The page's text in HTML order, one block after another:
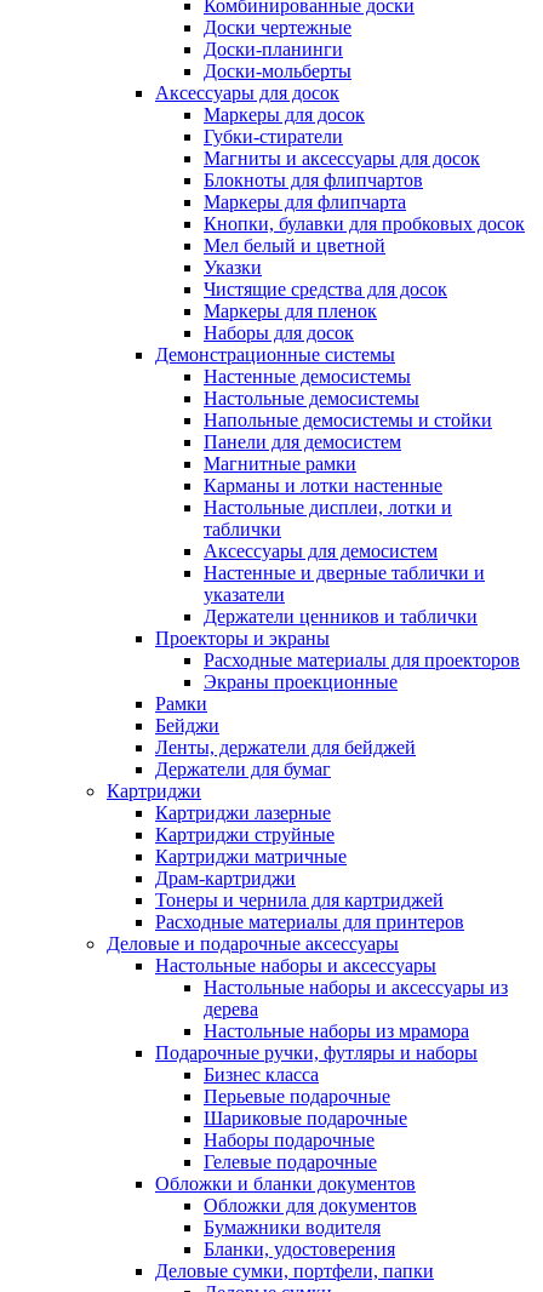
Комбинированные доски
Доски чертежные
Доски-планинги
Доски-мольберты
Аксессуары для досок
Маркеры для досок
Губки-стиратели
Магниты и аксессуары для досок
Блокноты для флипчартов
Маркеры для флипчарта
Кнопки, булавки для пробковых досок
Мел белый и цветной
Указки
Чистящие средства для досок
Маркеры для пленок
Наборы для досок
Демонстрационные системы
Настенные демосистемы
Настольные демосистемы
Напольные демосистемы и стойки
Панели для демосистем
Магнитные рамки
Карманы и лотки настенные
Настольные дисплеи, лотки и
таблички
Аксессуары для демосистем
Настенные и дверные таблички и
указатели
Держатели ценников и таблички
Проекторы и экраны
Расходные материалы для проекторов
Экраны проекционные
Рамки
Бейджи
Ленты, держатели для бейджей
Держатели для бумаг
Картриджи
Картриджи лазерные
Картриджи струйные
Картриджи матричные
Драм-картриджи
Тонеры и чернила для картриджей
Расходные материалы для принтеров
Деловые и подарочные аксессуары
Настольные наборы и аксессуары
Настольные наборы и аксессуары из
дерева
Настольные наборы из мрамора
Подарочные ручки, футляры и наборы
Бизнес класса
Перьевые подарочные
Шариковые подарочные
Наборы подарочные
Гелевые подарочные
Обложки и бланки документов
Обложки для документов
Бумажники водителя
Бланки, удостоверения
Деловые сумки, портфели, папки